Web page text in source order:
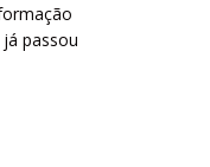
passou